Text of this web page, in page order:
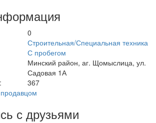
0
Строительная/Специальная техника
С пробегом
Минский район, аг. Щомыслица, ул.
Садовая 1А
367
с друзьями